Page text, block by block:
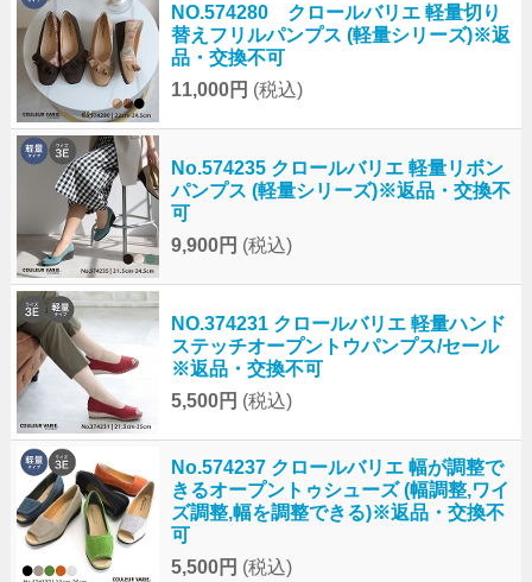
NO.574280 クロールバリエ 軽量切り
替えフリルパンプス (軽量シリーズ)※返
品・交換不可
11,000円 (税込)
No.574235 クロールバリエ 軽量リボン
パンプス (軽量シリーズ)※返品・交換不
可
9,900円 (税込)
NO.374231 クロールバリエ 軽量ハンド
ステッチオープントウパンプス/セール
※返品・交換不可
5,500円 (税込)
No.574237 クロールバリエ 幅が調整で
きるオープントゥシューズ (幅調整,ワイ
ズ調整,幅を調整できる)※返品・交換不
可
5,500円 (税込)